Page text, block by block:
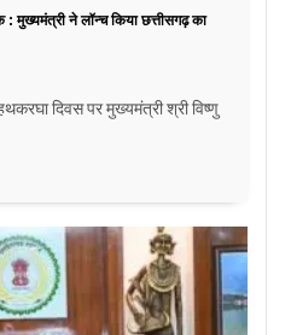
मुख्यमंत्री ने लॉन्च किया छत्तीसगढ़ का
दिवस पर मुख्यमंत्री श्री विष्णु